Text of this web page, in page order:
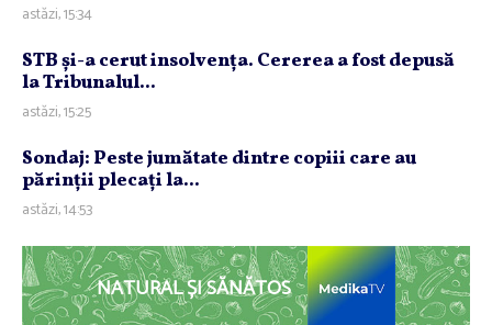
astăzi, 15:34
STB şi-a cerut insolvenţa. Cererea a fost depusă
la Tribunalul...
astăzi, 15:25
Sondaj: Peste jumătate dintre copiii care au
părinţii plecaţi la...
astăzi, 14:53
NATURAL ȘI SĂNĂTOS